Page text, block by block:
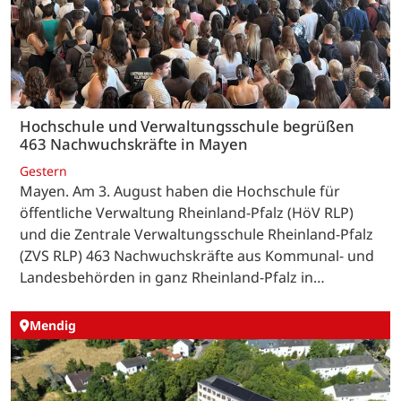
Hochschule und Verwaltungsschule begrüßen
463 Nachwuchskräfte in Mayen
Gestern
Mayen. Am 3. August haben die Hochschule für
öffentliche Verwaltung Rheinland-Pfalz (HöV RLP)
und die Zentrale Verwaltungsschule Rheinland-Pfalz
(ZVS RLP) 463 Nachwuchskräfte aus Kommunal- und
Landesbehörden in ganz Rheinland-Pfalz in…
Mendig